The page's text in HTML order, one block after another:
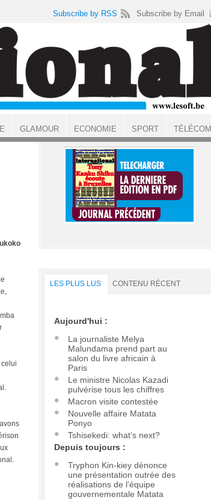
LES PLUS LUS CONTENU RÉCENT
Aujourd'hui :
La journaliste Melya
Malundama prend part au
salon du livre africain à
Paris
Le ministre Nicolas Kazadi
pulvérise tous les chiffres
Macron visite contestée
Nouvelle affaire Matata
Ponyo
Tshisekedi: what’s next?
Depuis toujours :
Tryphon Kin-kiey dénonce
une présentation outrée des
réalisations de l’équipe
gouvernementale Matata
Subscribe by RSS Subscribe by Email
GLAMOUR ECONOMIE SPORT TÉLÉCOM